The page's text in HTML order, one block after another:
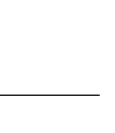
C-LAB CREATORS